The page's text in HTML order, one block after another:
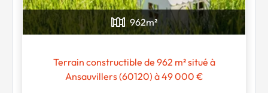
962m²
Terrain constructible de 962 m² situé à
Ansauvillers (60120) à 49 000 €